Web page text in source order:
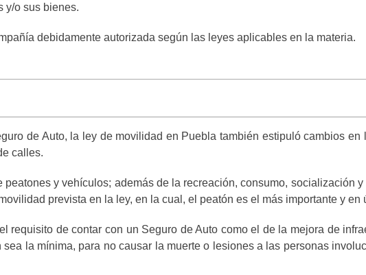
y/o sus bienes.
debidamente autorizada según las leyes aplicables en la materia.
de Auto, la ley de movilidad en Puebla también estipuló cambios en
calles.
y vehículos; además de la recreación, consumo, socialización
prevista en la ley, en la cual, el peatón es el más importante y en
requisito de contar con un Seguro de Auto como el de la mejora de
la mínima, para no causar la muerte o lesiones a las personas